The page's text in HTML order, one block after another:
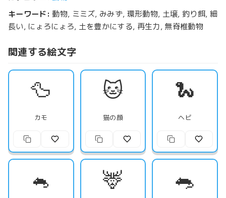
キーワード: 動物, ミミズ, みみず, 環形動物, 土壌, 釣り餌, 細
長い, にょろにょろ, 土を豊かにする, 再生力, 無脊椎動物
関連する絵文字
🦆
カモ
🐱
猫の顔
🐍
ヘビ
🐁 🦌 🐀